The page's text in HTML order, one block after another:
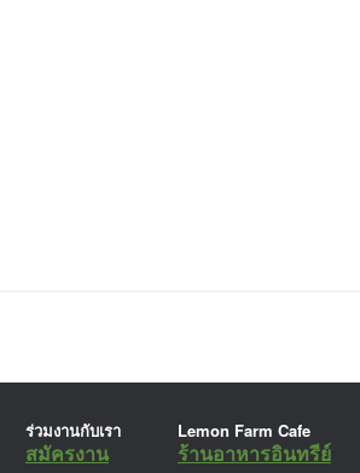
ร่วมงานกับเรา
สมัครงาน
Lemon Farm Cafe
ร้านอาหารอินทรีย์